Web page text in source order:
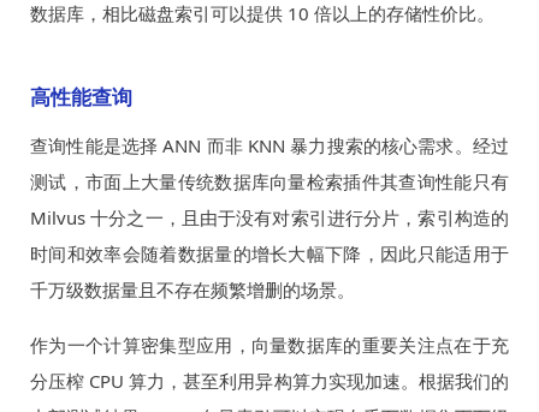
数据库，相比磁盘索引可以提供 10 倍以上的存储性价比。
高性能查询
查询性能是选择 ANN 而非 KNN 暴力搜索的核心需求。经过
测试，市面上大量传统数据库向量检索插件其查询性能只有
Milvus 十分之一，且由于没有对索引进行分片，索引构造的
时间和效率会随着数据量的增长大幅下降，因此只能适用于
千万级数据量且不存在频繁增删的场景。
作为一个计算密集型应用，向量数据库的重要关注点在于充
分压榨 CPU 算力，甚至利用异构算力实现加速。根据我们的